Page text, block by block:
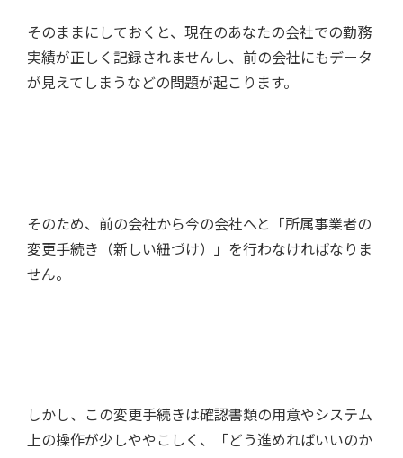
そのままにしておくと、現在のあなたの会社での勤務
実績が正しく記録されませんし、前の会社にもデータ
が見えてしまうなどの問題が起こります。
そのため、前の会社から今の会社へと「所属事業者の
変更手続き（新しい紐づけ）」を行わなければなりま
せん。
しかし、この変更手続きは確認書類の用意やシステム
上の操作が少しややこしく、「どう進めればいいのか